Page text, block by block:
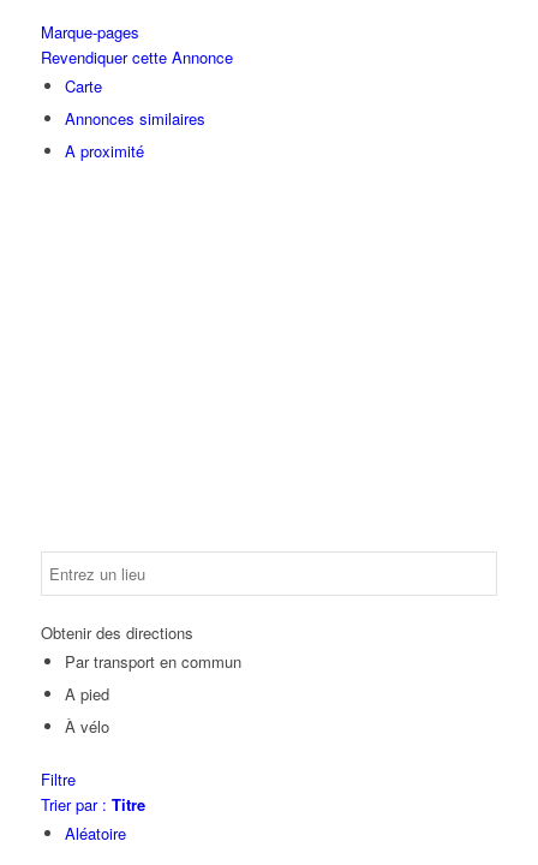
Marque-pages
Revendiquer cette Annonce
Carte
Annonces similaires
A proximité
Obtenir des directions
Par transport en commun
A pied
À vélo
Filtre
Trier par : Titre
Aléatoire